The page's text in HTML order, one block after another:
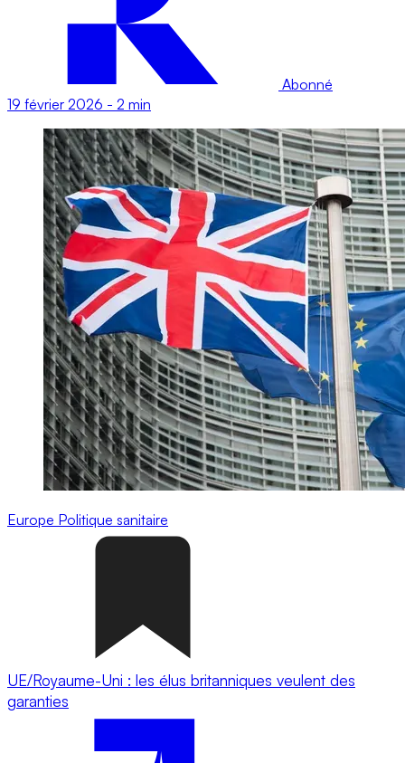
Abonné
19 février 2026 - 2 min
Europe Politique sanitaire
UE/Royaume-Uni : les élus britanniques veulent des
garanties